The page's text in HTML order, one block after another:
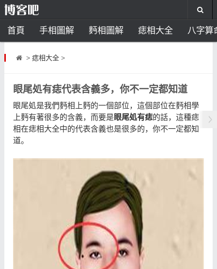
首頁 手相圖解 麪相圖解 痣相大全 八字算
風水開運 助運飾品
> 痣相大全>
眼尾処有痣代表含義多，你不一定都知道
眼尾処是我們麪相上麪的一個部位，這個部位在麪相學
上麪有著很多的含義，而要是 眼尾処有痣的話，這種痣
相在痣相大全中的代表含義也是很多的，你不一定都知
道。